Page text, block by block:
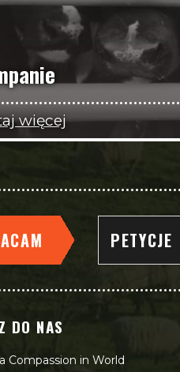
więcej
PETYCJE
DO NAS
Compassion in World